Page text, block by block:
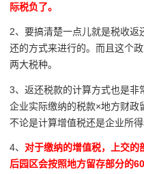
际税负了。
2、要搞清楚一点儿就是税收返
还的方式来进行的。而且这个
两大税种。
3、返还税款的计算方式也是非
企业实际缴纳的税款×地方财政
不论是计算增值税还是企业所得
4、 对于缴纳的增值税，上交的
后园区会按照地方留存部分的